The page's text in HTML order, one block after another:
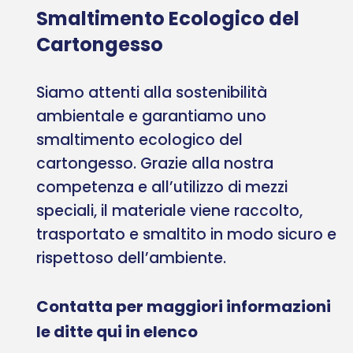
Smaltimento Ecologico del
Cartongesso
Siamo attenti alla sostenibilità
ambientale e garantiamo uno
smaltimento ecologico del
cartongesso. Grazie alla nostra
competenza e all’utilizzo di mezzi
speciali, il materiale viene raccolto,
trasportato e smaltito in modo sicuro e
rispettoso dell’ambiente.
Contatta per maggiori informazioni
le ditte qui in elenco